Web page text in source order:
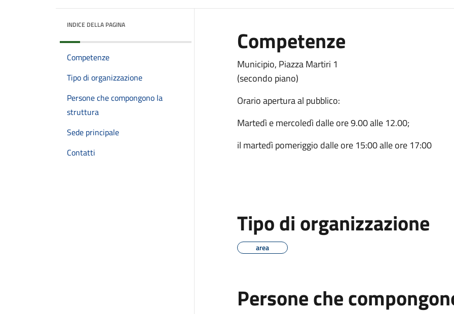
INDICE DELLA PAGINA
Competenze
Tipo di organizzazione
Persone che compongono la
struttura
Sede principale
Contatti
Competenze
Municipio, Piazza Martiri 1
(secondo piano)
Orario apertura al pubblico:
Martedì e mercoledì dalle ore 9.00 alle 12.00;
il martedì pomeriggio dalle ore 15:00 alle ore 17:00
Tipo di organizzazione
area
Persone che